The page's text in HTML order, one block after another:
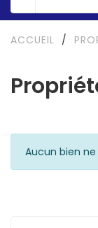
ACCUEIL /
Aucun bien